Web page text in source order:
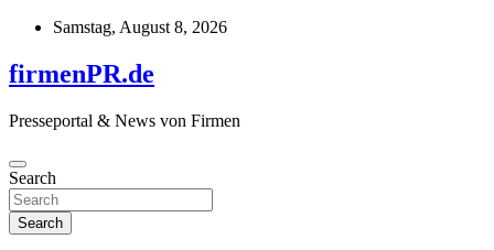
Skip
content
Samstag, August 8, 2026
firmenPR.de
Presseportal & News von Firmen
Search
Search